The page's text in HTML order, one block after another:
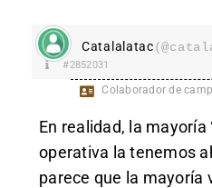
Catalalatac
#2852031
Colaborador de
En realidad, la mayoría
operativa la tenemos
parece que la mayoría